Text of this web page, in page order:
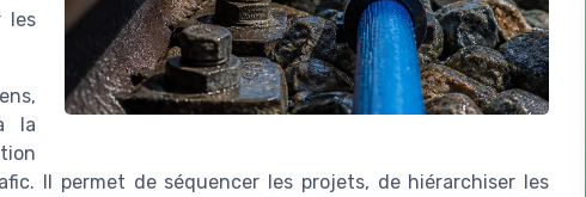
les
la
Il permet de séquencer les projets, de hiérarchiser les